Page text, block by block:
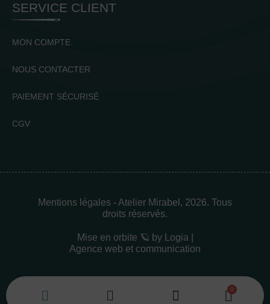
SERVICE CLIENT
MON COMPTE
NOUS CONTACTER
PAIEMENT SÉCURISÉ
CGV
Mentions légales - Atelier Mirabel, 2026. Tous
droits réservés.
Mise en orbite 🪐 by
Logia |
Agence web et communication